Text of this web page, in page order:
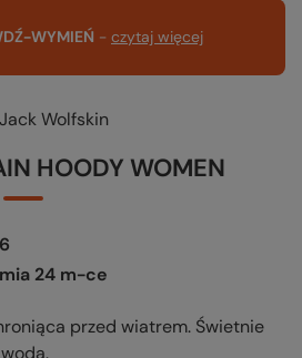
WYMIEŃ - czytaj więcej
Jack Wolfskin
HOODY WOMEN
24 m-ce
przed wiatrem. Świetnie